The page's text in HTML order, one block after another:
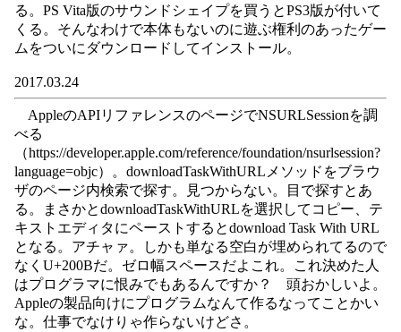
る。PS Vita版のサウンドシェイプを買うとPS3版が付いて
くる。そんなわけで本体もないのに遊ぶ権利のあったゲー
ムをついにダウンロードしてインストール。
2017.03.24
AppleのAPIリファレンスのページでNSURLSessionを調
べる
（https://developer.apple.com/reference/foundation/nsurlsession?
language=objc）。downloadTaskWithURLメソッドをブラウ
ザのページ内検索で探す。見つからない。目で探すとあ
る。まさかとdownloadTaskWithURLを選択してコピー、テ
キストエディタにペーストするとdownload Task With URL
となる。アチャァ。しかも単なる空白が埋められてるので
なくU+200Bだ。ゼロ幅スペースだよこれ。これ決めた人
はプログラマに恨みでもあるんですか？ 頭おかしいよ。
Appleの製品向けにプログラムなんて作るなってことかい
な。仕事でなけりゃ作らないけどさ。